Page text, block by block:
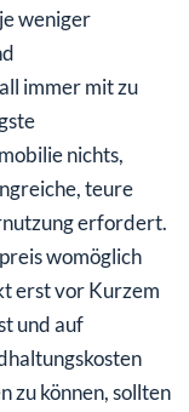
weniger
immer mit zu
nichts,
teure
erfordert.
womöglich
erst vor Kurzem
und auf
zu können, sollten